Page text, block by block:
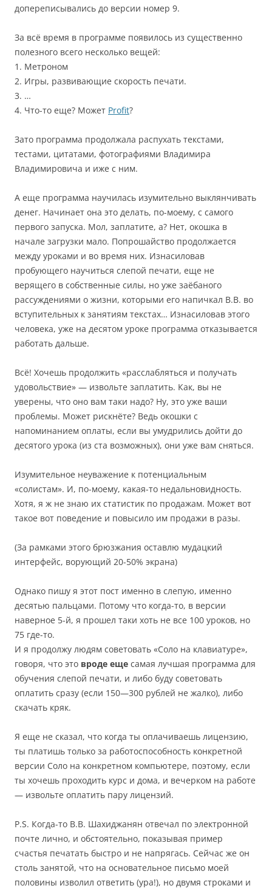
допереписывались до версии номер 9.
За всё время в программе появилось из существенно
полезного всего несколько вещей:
1. Метроном
2. Игры, развивающие скорость печати.
3. …
4. Что-то еще? Может Profit?
Зато программа продолжала распухать текстами,
тестами, цитатами, фотографиями Владимира
Владимировича и иже с ним.
А еще программа научилась изумительно выклянчивать
денег. Начинает она это делать, по-моему, с самого
первого запуска. Мол, заплатите, а? Нет, окошка в
начале загрузки мало. Попрошайство продолжается
между уроками и во время них. Изнасиловав
пробующего научиться слепой печати, еще не
верящего в собственные силы, но уже заёбаного
рассуждениями о жизни, которыми его напичкал В.В. во
вступительных к занятиям текстах… Изнасиловав этого
человека, уже на десятом уроке программа отказывается
работать дальше.
Всё! Хочешь продолжить «расслабляться и получать
удовольствие» — извольте заплатить. Как, вы не
уверены, что оно вам таки надо? Ну, это уже ваши
проблемы. Может рискнёте? Ведь окошки с
напоминанием оплаты, если вы умудрились дойти до
десятого урока (из ста возможных), они уже вам сняться.
Изумительное неуважение к потенциальным
«солистам». И, по-моему, какая-то недальновидность.
Хотя, я ж не знаю их статистик по продажам. Может вот
такое вот поведение и повысило им продажи в разы.
(За рамками этого брюзжания оставлю мудацкий
интерфейс, ворующий 20-50% экрана)
Однако пишу я этот пост именно в слепую, именно
десятью пальцами. Потому что когда-то, в версии
наверное 5-й, я прошел таки хоть не все 100 уроков, но
75 где-то.
И я продолжу людям советовать «Соло на клавиатуре»,
говоря, что это вроде еще самая лучшая программа для
обучения слепой печати, и либо буду советовать
оплатить сразу (если 150—300 рублей не жалко), либо
скачать кряк.
Я еще не сказал, что когда ты оплачиваешь лицензию,
ты платишь только за работоспособность конкретной
версии Соло на конкретном компьютере, поэтому, если
ты хочешь проходить курс и дома, и вечерком на работе
— извольте оплатить пару лицензий.
P.S. Когда-то В.В. Шахиджанян отвечал по электронной
почте лично, и обстоятельно, показывая пример
счастья печатать быстро и не напрягась. Сейчас же он
столь занятой, что на основательное письмо моей
половины изволил ответить (ура!), но двумя строками и